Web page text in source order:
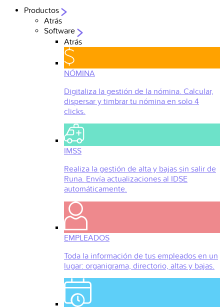
Productos
Atrás
Software
Atrás
NÓMINA
Digitaliza la gestión de la nómina. Calcular,
dispersar y timbrar tu nómina en solo 4
clicks.
IMSS
Realiza la gestión de alta y bajas sin salir de
Runa. Envía actualizaciones al IDSE
automáticamente.
EMPLEADOS
Toda la información de tus empleados en un
lugar: organigrama, directorio, altas y bajas.